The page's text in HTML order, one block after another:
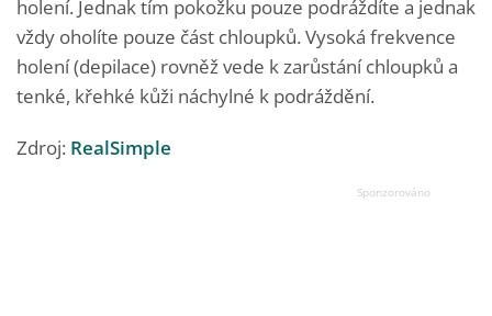
holení. Jednak tím pokožku pouze podráždíte a jednak
vždy oholíte pouze část chloupků. Vysoká frekvence
holení (depilace) rovněž vede k zarůstání chloupků a
tenké, křehké kůži náchylné k podráždění.
Zdroj: RealSimple